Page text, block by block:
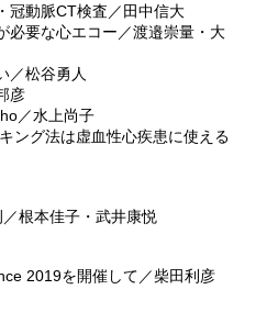
冠動脈CT検査／田中信大
必要な心エコー／渡邉崇量・大
／松谷勇人
彦
／水上尚子
ング法は虚血性心疾患に使える
根本佳子・武井康悦
2019を開催して／柴田利彦